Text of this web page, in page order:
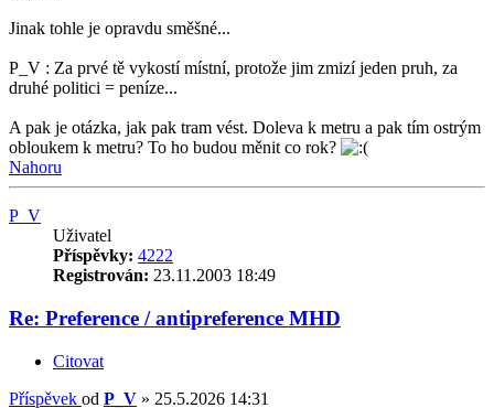
Jinak tohle je opravdu směšné...
P_V : Za prvé tě vykostí místní, protože jim zmizí jeden pruh, za
druhé politici = peníze...
A pak je otázka, jak pak tram vést. Doleva k metru a pak tím ostrým
obloukem k metru? To ho budou měnit co rok?
Nahoru
P_V
Uživatel
Příspěvky: 4222
Registrován: 23.11.2003 18:49
Re: Preference / antipreference MHD
Citovat
Příspěvek od P_V » 25.5.2026 14:31